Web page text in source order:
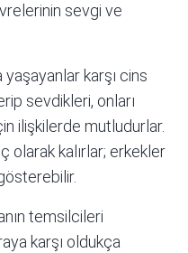
sevgi ve
karşı cins
sevdikleri, onları
ilişkilerde mutludurlar.
olarak kalırlar; erkekler
temsilcileri
karşı oldukça